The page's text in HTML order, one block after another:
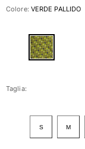
Taglie forti
Vedi tutti i
Costumi
Colore: VERDE PALLIDO
Taglia:
S M